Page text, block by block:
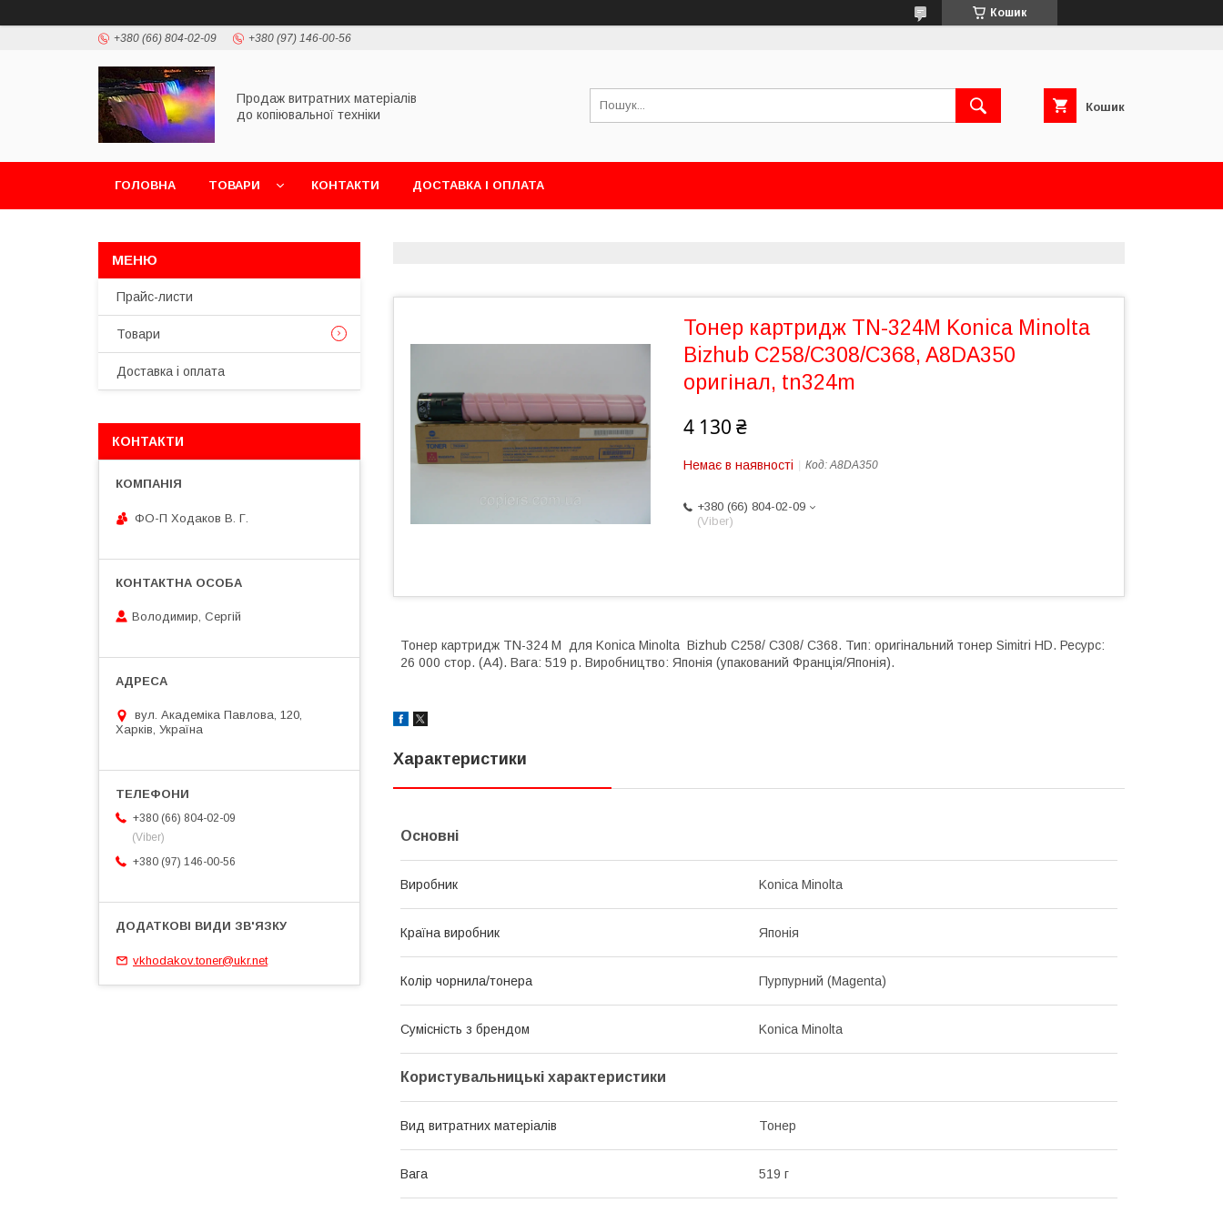
Кошик
+380 (66) 804-02-09 +380 (97) 146-00-56
Продаж витратних матеріалів
до копіювальної техніки
Кошик
ГОЛОВНА ТОВАРИ КОНТАКТИ ДОСТАВКА І ОПЛАТА
Тонер картридж TN-324M Konica Minolta
Bizhub C258/C308/C368, A8DA350
оригінал, tn324m
4 130 ₴
Немає в наявності Код:A8DA350
+380 (66) 804-02-09
(Viber)
Тонер картридж TN-324 M для Konica Minolta Bizhub C258/ C308/ C368. Тип: оригінальний тонер Simitri HD. Ресурс:
26 000 стор. (А4). Вага: 519 р. Виробництво: Японія (упакований Франція/Японія).
Характеристики
Основні
Виробник Konica Minolta
Країна виробник Японія
Колір чорнила/тонера Пурпурний (Magenta)
Сумісність з брендом Konica Minolta
Користувальницькі характеристики
Вид витратних матеріалів Тонер
Вага 519 г
Прайс-листи
Товари
Доставка і оплата
КОНТАКТИ
ФО-П Ходаков В. Г.
Володимир, Сергій
вул. Академіка Павлова, 120,
Харків, Україна
+380 (66) 804-02-09
(Viber)
+380 (97) 146-00-56
vkhodakov.toner@ukr.net